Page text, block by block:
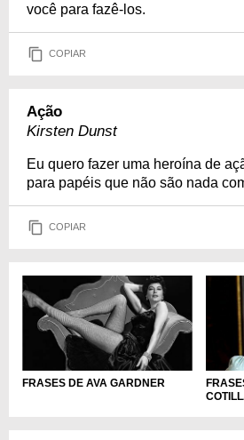
você para fazê-los.
COPIAR
Ação
Kirsten Dunst
Eu quero fazer uma heroína de
para papéis que não são nada
COPIAR
FRASES DE AVA GARDNER